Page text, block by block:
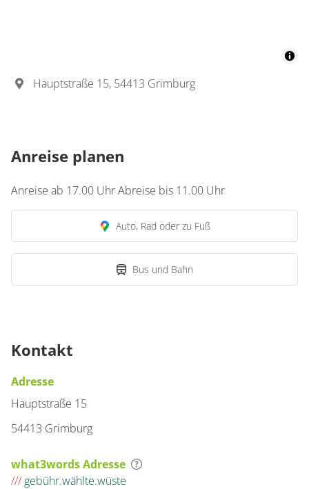
Hauptstraße 15, 54413 Grimburg
Anreise planen
Anreise ab 17.00 Uhr Abreise bis 11.00 Uhr
Auto, Rad oder zu Fuß
Bus und Bahn
Kontakt
Adresse
Hauptstraße 15
54413 Grimburg
what3words Adresse
/// gebühr.wählte.wüste